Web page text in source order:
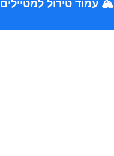
🏔️ עמוד טירול למטיילים